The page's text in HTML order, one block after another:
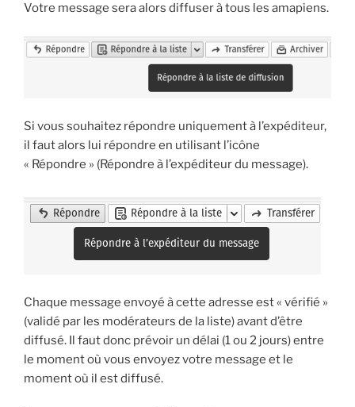
Votre message sera alors diffuser à tous les amapiens.
Si vous souhaitez répondre uniquement à l’expéditeur,
il faut alors lui répondre en utilisant l’icône
« Répondre » (Répondre à l’expéditeur du message).
Chaque message envoyé à cette adresse est « vérifié »
(validé par les modérateurs de la liste) avant d’être
diffusé. Il faut donc prévoir un délai (1 ou 2 jours) entre
le moment où vous envoyez votre message et le
moment où il est diffusé.